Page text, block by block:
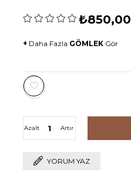
₺850,00
+ Daha Fazla GÖMLEK Gör
Artır
Azalt
YORUM YAZ